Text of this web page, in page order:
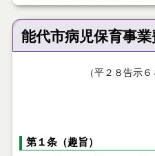
能代市病児保育事
（平２８告示６
第１条（趣旨）